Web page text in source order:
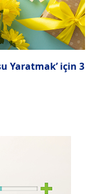
Yaratmak’ için 3